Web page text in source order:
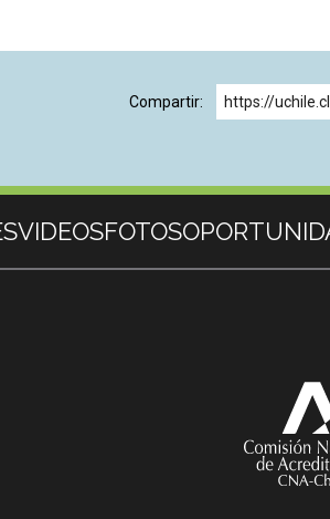
Compartir: https://
VIDEOSFOTOS